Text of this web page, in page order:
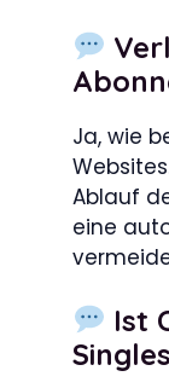
Ja, wie
Ablauf
eine
Ist